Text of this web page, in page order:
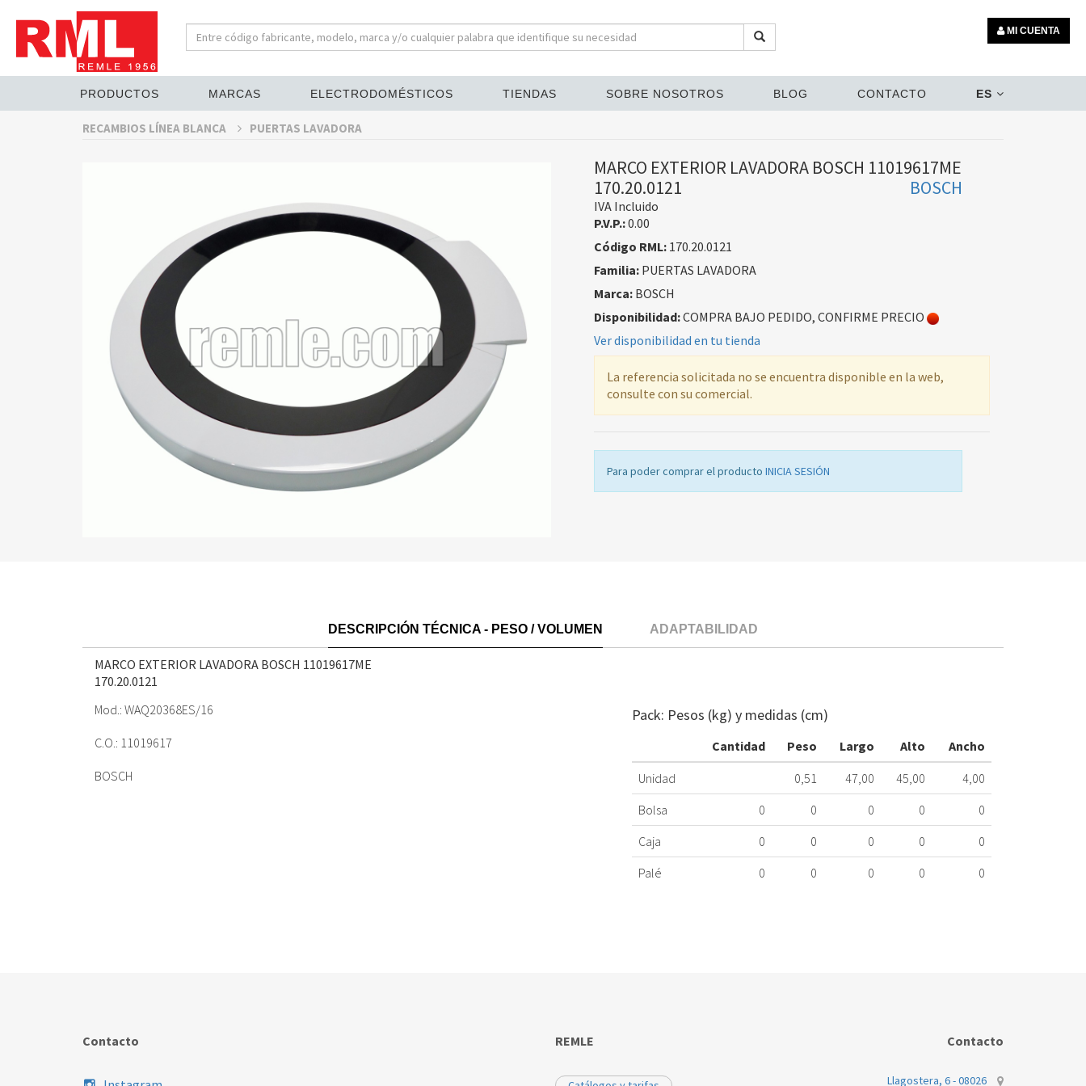
MI CUENTA
PRODUCTOS MARCAS ELECTRODOMÉSTICOS TIENDAS SOBRE NOSOTROS BLOG CONTACTO ES
RECAMBIOS LÍNEA BLANCA PUERTAS LAVADORA
MARCO EXTERIOR LAVADORA BOSCH 11019617ME
170.20.0121
BOSCH
IVA Incluido
P.V.P.:0.00
Código RML:170.20.0121
Familia:PUERTAS LAVADORA
Marca:BOSCH
Disponibilidad:COMPRA BAJO PEDIDO, CONFIRME PRECIO
Ver disponibilidad en tu tienda
La referencia solicitada no se encuentra disponible en la web,
consulte con su comercial.
Para poder comprar el producto INICIA SESIÓN
DESCRIPCIÓN TÉCNICA - PESO / VOLUMEN ADAPTABILIDAD
MARCO EXTERIOR LAVADORA BOSCH 11019617ME
170.20.0121
Mod.: WAQ20368ES/16
C.O.: 11019617
BOSCH
Pack: Pesos (kg) y medidas (cm)
Cantidad Peso Largo Alto
Ancho
Unidad
0,51 47,00 45,00
4,00
Bolsa
0 0 0 0
0
Caja
0 0 0 0
0
Palé
0 0 0 0 0
Contacto REMLE Contacto
Llagostera, 6 - 08026